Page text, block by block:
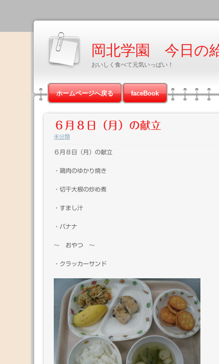
岡北学園 今日の
おいしく食べて元気いっぱい！
ホームページへ戻る faceBook
６月８日（月）の献立
未分類
６月８日（月）の献立
・鶏肉のゆかり焼き
・切干大根の炒め煮
・すまし汁
・バナナ
～ おやつ ～
・クラッカーサンド